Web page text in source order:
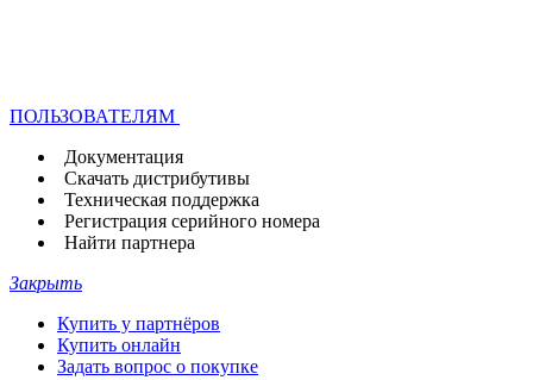
ПОЛЬЗОВАТЕЛЯМ
Документация
Скачать дистрибутивы
Техническая поддержка
Регистрация серийного номера
Найти партнера
Закрыть
Купить у партнёров
Купить онлайн
Задать вопрос о покупке